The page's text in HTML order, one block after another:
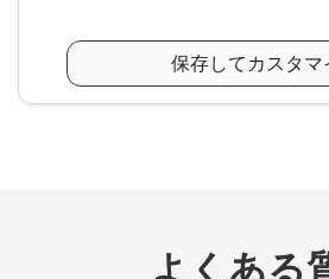
保存してカスタマ
よくある